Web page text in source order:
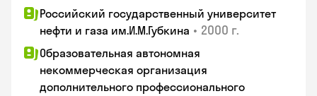
Российский государственный университет
нефти и газа им.И.М.Губкина • 2000 г.
Образовательная автономная
некоммерческая организация
дополнительного профессионального